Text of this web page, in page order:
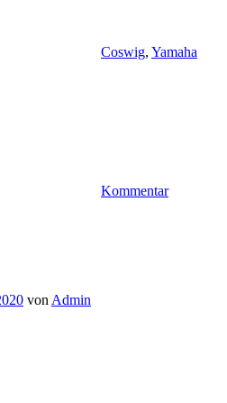
Coswig, Yamaha
Kommentar
von Admin